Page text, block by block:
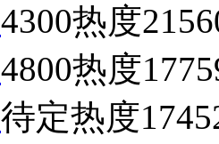
4300热度
4800热度
待定热度